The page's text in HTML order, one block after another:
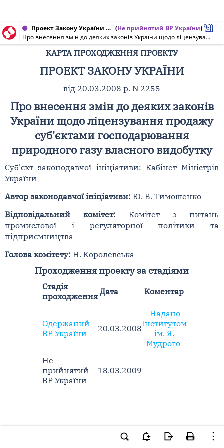
Проект Закону України від 18.03.2009 № 2255 (Не прийнятий ВР України)
Про внесення змін до деяких законів України щодо ліцензування продажу суб'єктами господарювання природного газу власного видобутку